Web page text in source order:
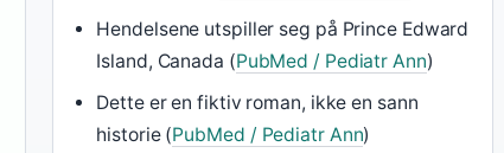
Hendelsene utspiller seg på Prince Edward
Island, Canada (PubMed / Pediatr Ann)
Dette er en fiktiv roman, ikke en sann
historie (PubMed / Pediatr Ann)